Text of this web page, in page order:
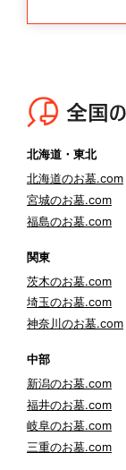
北海道・東北
北海道のお墓.com
宮城のお墓.com
福島のお墓.com
関東
茨木のお墓.com
埼玉のお墓.com
神奈川のお墓.com
中部
新潟のお墓.com
福井のお墓.com
岐阜のお墓.com
三重のお墓.com